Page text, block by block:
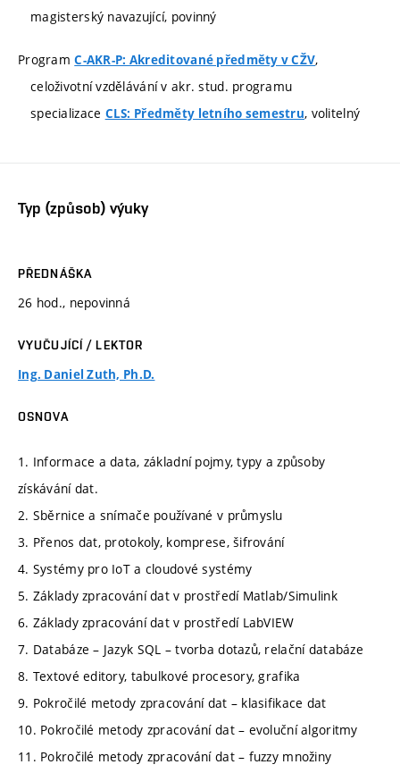
magisterský navazující, povinný
ProgramC-AKR-P: Akreditované předměty v CŽV,
celoživotní vzdělávání v akr. stud. programu
specializace CLS: Předměty letního semestru, volitelný
Typ (způsob) výuky
PŘEDNÁŠKA
26 hod., nepovinná
VYUČUJÍCÍ / LEKTOR
Ing. Daniel Zuth, Ph.D.
OSNOVA
1. Informace a data, základní pojmy, typy a způsoby
získávání dat.
2. Sběrnice a snímače používané v průmyslu
3. Přenos dat, protokoly, komprese, šifrování
4. Systémy pro IoT a cloudové systémy
5. Základy zpracování dat v prostředí Matlab/Simulink
6. Základy zpracování dat v prostředí LabVIEW
7. Databáze – Jazyk SQL – tvorba dotazů, relační databáze
8. Textové editory, tabulkové procesory, grafika
9. Pokročilé metody zpracování dat – klasifikace dat
10. Pokročilé metody zpracování dat – evoluční algoritmy
11. Pokročilé metody zpracování dat – fuzzy množiny